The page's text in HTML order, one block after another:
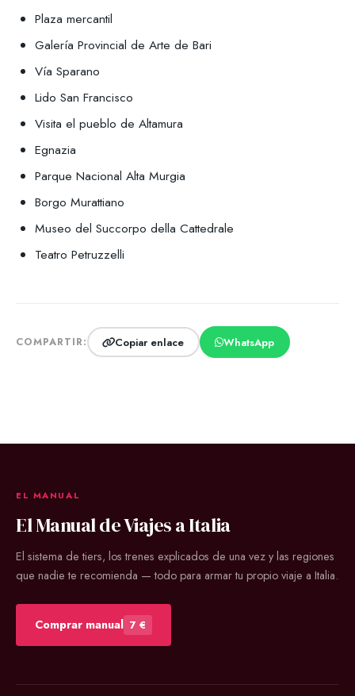
Plaza mercantil
Galería Provincial de Arte de Bari
Vía Sparano
Lido San Francisco
Visita el pueblo de Altamura
Egnazia
Parque Nacional Alta Murgia
Borgo Murattiano
Museo del Succorpo della Cattedrale
Teatro Petruzzelli
COMPARTIR: Copiar enlace WhatsApp
EL MANUAL
El Manual de Viajes a Italia
El sistema de tiers, los trenes explicados de una vez y las regiones
que nadie te recomienda — todo para armar tu propio viaje a Italia.
Comprar manual 7 €